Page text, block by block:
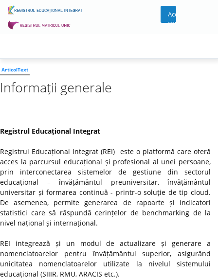
Acces
cont
ArticolText
Informații generale
Registrul Educațional Integrat
Registrul Educațional Integrat (REI) este o platformă care oferă
acces la parcursul educațional și profesional al unei persoane,
prin interconectarea sistemelor de gestiune din sectorul
educațional – învățământul preuniversitar, învățământul
universitar și formarea continuă - printr-o soluție de tip cloud.
De asemenea, permite generarea de rapoarte și indicatori
statistici care să răspundă cerințelor de benchmarking de la
nivel național și internațional.
REI integrează și un modul de actualizare și generare a
nomenclatoarelor pentru învățământul superior, asigurând
unicitatea nomenclatoarelor utilizate la nivelul sistemului
educațional (SIIIR, RMU, ARACIS etc.).